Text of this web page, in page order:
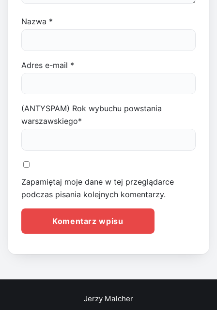
Nazwa *
Adres e-mail *
(ANTYSPAM) Rok wybuchu powstania
warszawskiego*
Zapamiętaj moje dane w tej przeglądarce
podczas pisania kolejnych komentarzy.
Jerzy Malcher